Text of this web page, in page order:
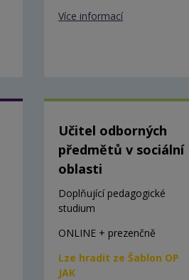
Více informací
Učitel odborných
předmětů v sociální
oblasti
Doplňující pedagogické
studium
ONLINE + prezenčně
Lze hradit ze Šablon OP
JAK